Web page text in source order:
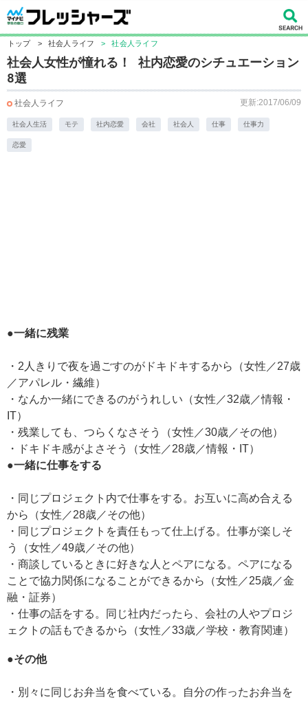
トップ > 社会人ライフ > 社会人ライフ
社会人女性が憧れる！ 社内恋愛のシチュエーション
8選
社会人ライフ 更新:2017/06/09
社会人生活 モテ 社内恋愛 会社 社会人 仕事 仕事力
恋愛
●一緒に残業
・2人きりで夜を過ごすのがドキドキするから（女性／27歳
／アパレル・繊維）
・なんか一緒にできるのがうれしい（女性／32歳／情報・
IT）
・残業しても、つらくなさそう（女性／30歳／その他）
・ドキドキ感がよさそう（女性／28歳／情報・IT）
●一緒に仕事をする
・同じプロジェクト内で仕事をする。お互いに高め合える
から（女性／28歳／その他）
・同じプロジェクトを責任もって仕上げる。仕事が楽しそ
う（女性／49歳／その他）
・商談しているときに好きな人とペアになる。ペアになる
ことで協力関係になることができるから（女性／25歳／金
融・証券）
・仕事の話をする。同じ社内だったら、会社の人やプロジ
ェクトの話もできるから（女性／33歳／学校・教育関連）
●その他
・別々に同じお弁当を食べている。自分の作ったお弁当を